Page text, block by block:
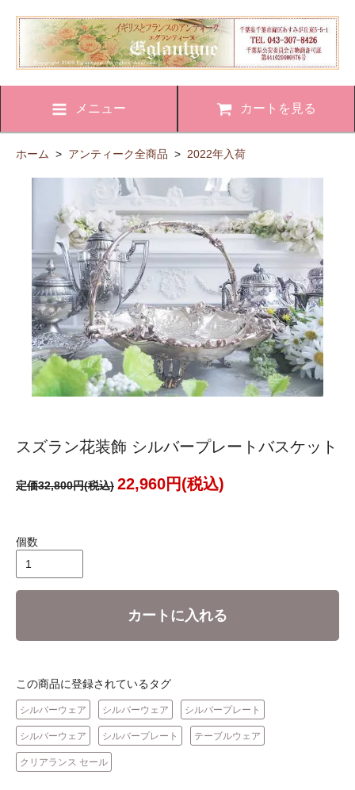
メニュー カートを見る
ホーム > アンティーク全商品 > 2022年入荷
スズラン花装飾 シルバープレートバスケット
定価32,800円(税込) 22,960円(税込)
個数
カートに入れる
この商品に登録されているタグ
シルバーウェア シルバーウェア シルバープレート
シルバーウェア シルバープレート テーブルウェア
クリアランス セール